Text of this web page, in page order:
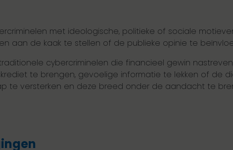
met ideologische, politieke of sociale
aan de kaak te stellen of de publieke opinie te
cybercriminelen die financieel gewin
te brengen, gevoelige informatie te lekken of de
te versterken en deze breed onder de aandacht te